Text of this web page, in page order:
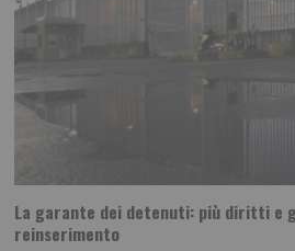
La garante dei detenuti: più diritti e
reinserimento